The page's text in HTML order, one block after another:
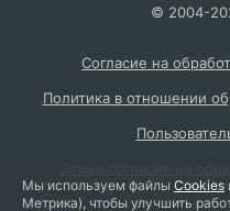
© 2004-
Согласие на
Политика в отношении
Мы используем файлы Cookies
Метрика), чтобы улучшить